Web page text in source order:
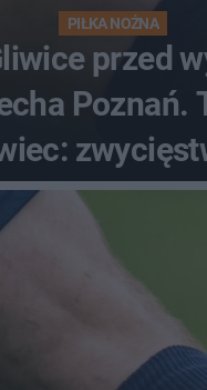
PIŁKA NOŻNA
przed
Poznań.
satysfakcję